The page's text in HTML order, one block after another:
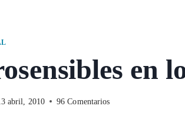
en
abril, 2010 96 Comentarios